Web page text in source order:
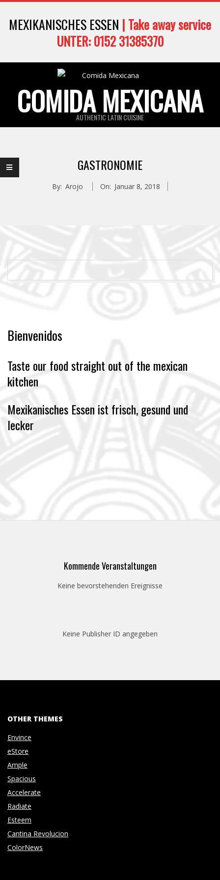
MEXIKANISCHES ESSEN | Take away service
UNTER: 0152 31385370
COMIDA MEXICANA
AUTHENTIC LATIN CUISINE
Menu
GASTRONOMIE
By: Arojo On: Januar 8, 2018
Bienvenidos
Taste our food straight out of the mexican
kitchen
Mexikanisches Essen ist frisch, gesund und
lecker
Kommende Veranstaltungen
Keine bevorstehenden Ereignisse
Keine Publisher ID angegeben
OTHER THEMES
Envince
eStore
Ample
Spacious
Accelerate
Radiate
Esteem
Cantina Revolucion
ColorNews